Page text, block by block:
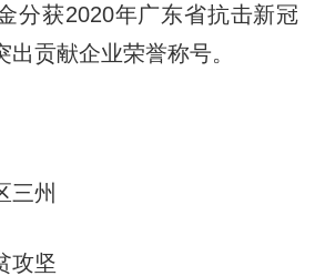
分获2020年广东省抗击新冠
贡献企业荣誉称号。
州
坚